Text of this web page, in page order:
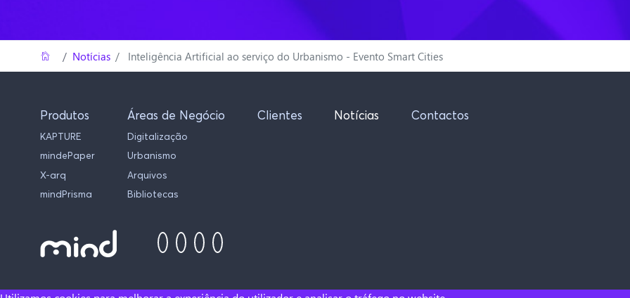
Home
/ Notícias Inteligência Artificial ao serviço do Urbanismo - Evento Smart Cities
Produtos
KAPTURE
mindePaper
X-arq
mindPrisma
Áreas de Negócio
Digitalização
Urbanismo
Arquivos
Bibliotecas
Clientes Notícias Contactos